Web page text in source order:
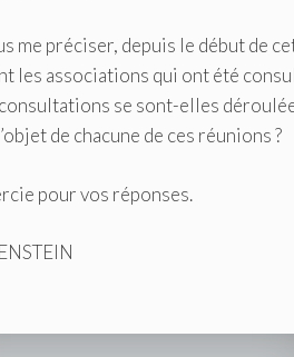
me préciser, depuis le début de
les associations qui ont été
se sont-elles
de chacune de ces réunions ?
pour vos réponses.